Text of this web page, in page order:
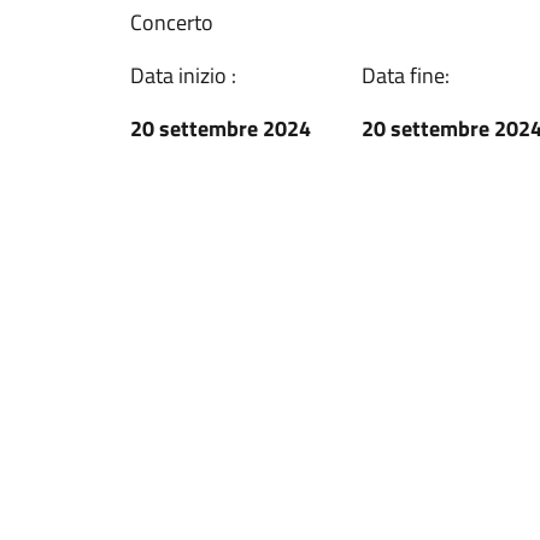
Concerto
Data inizio :
20 settembre 2024
Data fine:
20 settembre